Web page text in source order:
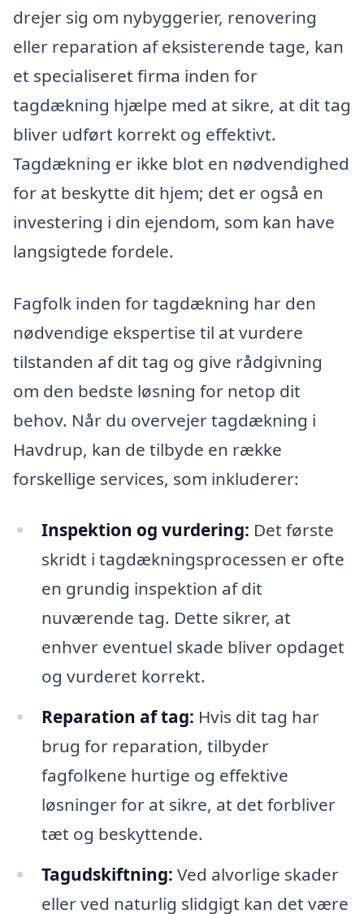
drejer sig om nybyggerier, renovering
eller reparation af eksisterende tage, kan
et specialiseret firma inden for
tagdækning hjælpe med at sikre, at dit tag
bliver udført korrekt og effektivt.
Tagdækning er ikke blot en nødvendighed
for at beskytte dit hjem; det er også en
investering i din ejendom, som kan have
langsigtede fordele.
Fagfolk inden for tagdækning har den
nødvendige ekspertise til at vurdere
tilstanden af dit tag og give rådgivning
om den bedste løsning for netop dit
behov. Når du overvejer tagdækning i
Havdrup, kan de tilbyde en række
forskellige services, som inkluderer:
Inspektion og vurdering: Det første
skridt i tagdækningsprocessen er ofte
en grundig inspektion af dit
nuværende tag. Dette sikrer, at
enhver eventuel skade bliver opdaget
og vurderet korrekt.
Reparation af tag: Hvis dit tag har
brug for reparation, tilbyder
fagfolkene hurtige og effektive
løsninger for at sikre, at det forbliver
tæt og beskyttende.
Tagudskiftning: Ved alvorlige skader
eller ved naturlig slidgigt kan det være